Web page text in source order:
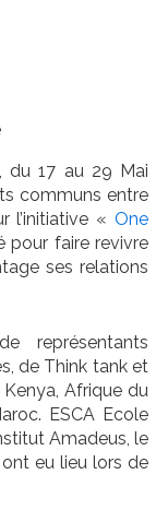
du 17 au 29 Mai
communs entre
l’initiative « One
pour faire revivre
ses relations
représentants
de Think tank et
Kenya, Afrique du
ESCA Ecole
Amadeus, le
eu lieu lors de